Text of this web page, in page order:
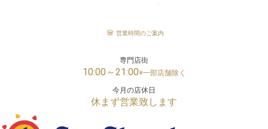
営業時間のご案内
メガセンタートライアル
専門店街
10:00～21:00※一部店舗除く
今月の店休日
休まず営業致します